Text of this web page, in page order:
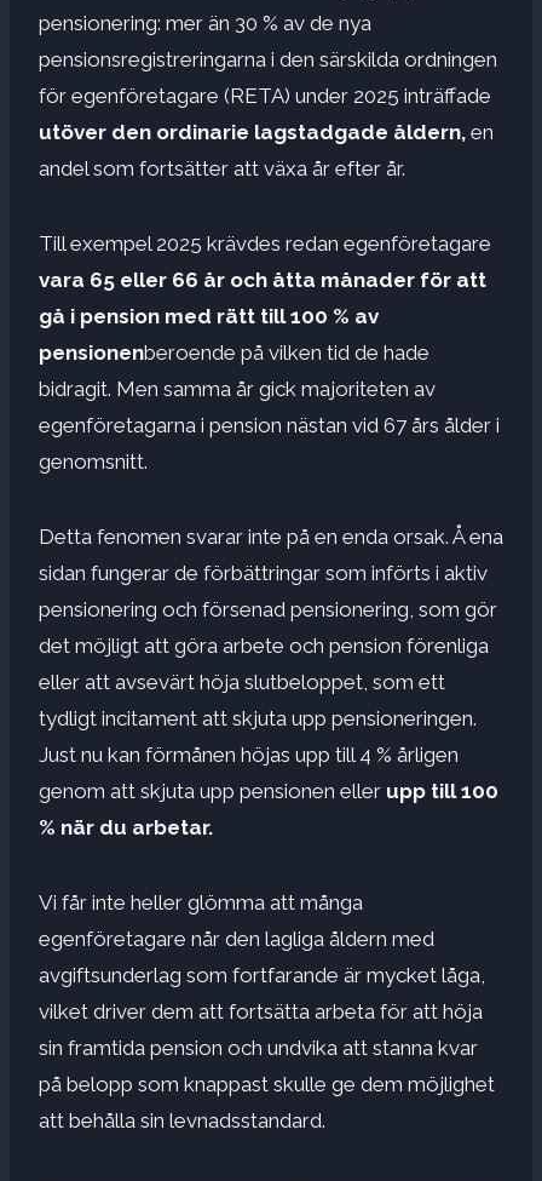
pensionering: mer än 30 % av de nya
pensionsregistreringarna i den särskilda ordningen
för egenföretagare (RETA) under 2025 inträffade
utöver den ordinarie lagstadgade åldern, en
andel som fortsätter att växa år efter år.
Till exempel 2025 krävdes redan egenföretagare
vara 65 eller 66 år och åtta månader för att
gå i pension med rätt till 100 % av
pensionenberoende på vilken tid de hade
bidragit. Men samma år gick majoriteten av
egenföretagarna i pension nästan vid 67 års ålder i
genomsnitt.
Detta fenomen svarar inte på en enda orsak. Å ena
sidan fungerar de förbättringar som införts i aktiv
pensionering och försenad pensionering, som gör
det möjligt att göra arbete och pension förenliga
eller att avsevärt höja slutbeloppet, som ett
tydligt incitament att skjuta upp pensioneringen.
Just nu kan förmånen höjas upp till 4 % årligen
genom att skjuta upp pensionen eller upp till 100
% när du arbetar.
Vi får inte heller glömma att många
egenföretagare når den lagliga åldern med
avgiftsunderlag som fortfarande är mycket låga,
vilket driver dem att fortsätta arbeta för att höja
sin framtida pension och undvika att stanna kvar
på belopp som knappast skulle ge dem möjlighet
att behålla sin levnadsstandard.